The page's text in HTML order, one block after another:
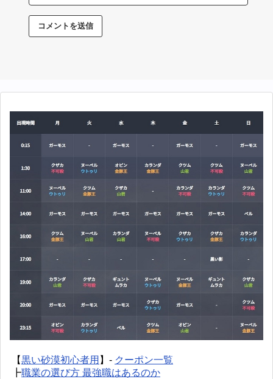
【黒い砂漠初心者用 】- クーポン一覧
┣職業の選び方 最強職はあるのか